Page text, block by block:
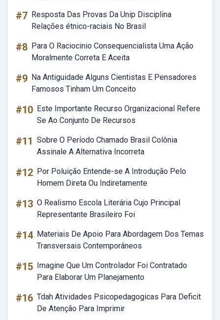
#7 Resposta Das Provas Da Unip Disciplina
Relações étnico-raciais No Brasil
#8 Para O Raciocinio Consequencialista Uma Ação
Moralmente Correta E Aceita
#9 Na Antiguidade Alguns Cientistas E Pensadores
Famosos Tinham Um Conceito
#10 Este Importante Recurso Organizacional Refere
Se Ao Conjunto De Recursos
#11 Sobre O Período Chamado Brasil Colônia
Assinale A Alternativa Incorreta
#12 Por Poluição Entende-se A Introdução Pelo
Homem Direta Ou Indiretamente
#13 O Realismo Escola Literária Cujo Principal
Representante Brasileiro Foi
#14 Materiais De Apoio Para Abordagem Dos Temas
Transversais Contemporâneos
#15 Imagine Que Um Controlador Foi Contratado
Para Elaborar Um Planejamento
#16 Tdah Atividades Psicopedagogicas Para Deficit
De Atenção Para Imprimir